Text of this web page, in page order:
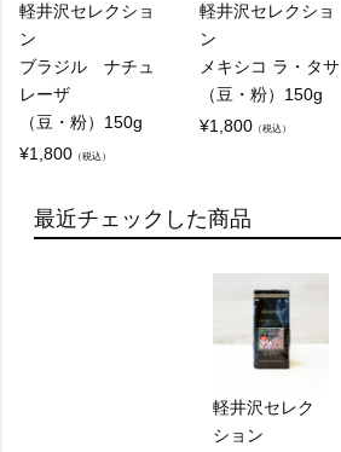
軽井沢セレクショ
ン
ブラジル ナチュ
レーザ
（豆・粉）150g
¥1,800 （税込）
軽井沢セレクショ
ン
メキシコ ラ・タサ
（豆・粉）150g
¥1,800 （税込）
最近チェックした商品
軽井沢セレク
ション